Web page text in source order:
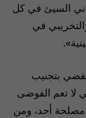
السيئ في كل
في
بتجنيب
لا تعم الفوضى
مصلحة أحد، ومن